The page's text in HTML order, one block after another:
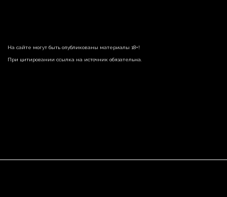
На сайте могут быть опубликованы материалы 18+!
При цитировании ссылка на источник обязательна.